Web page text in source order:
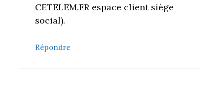
CETELEM.FR espace client siège
social).
Répondre